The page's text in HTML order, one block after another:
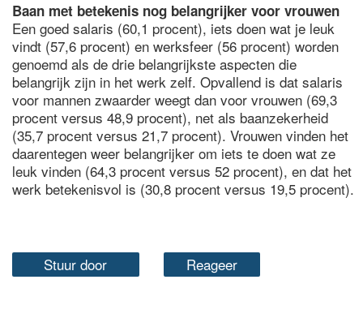
Baan met betekenis nog belangrijker voor vrouwen
Een goed salaris (60,1 procent), iets doen wat je leuk
vindt (57,6 procent) en werksfeer (56 procent) worden
genoemd als de drie belangrijkste aspecten die
belangrijk zijn in het werk zelf. Opvallend is dat salaris
voor mannen zwaarder weegt dan voor vrouwen (69,3
procent versus 48,9 procent), net als baanzekerheid
(35,7 procent versus 21,7 procent). Vrouwen vinden het
daarentegen weer belangrijker om iets te doen wat ze
leuk vinden (64,3 procent versus 52 procent), en dat het
werk betekenisvol is (30,8 procent versus 19,5 procent).
Stuur door Reageer